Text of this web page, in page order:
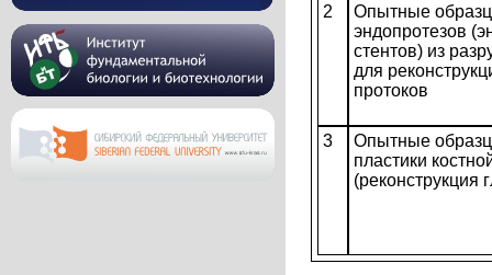
2
Опытные
эндопротезов
стентов) из
для
протоков
3
Опытные
пластики
(реконструкция